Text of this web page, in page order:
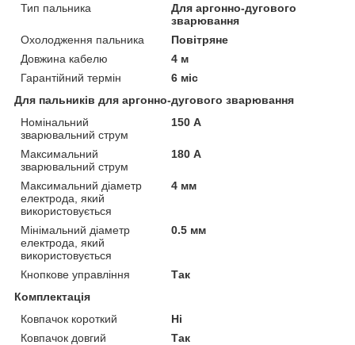
Тип пальника
Для аргонно-дугового
зварювання
Охолодження пальника
Повітряне
Довжина кабелю
4 м
Гарантійний термін
6 міс
Для пальників для аргонно-дугового зварювання
Номінальний
зварювальний струм
150 А
Максимальний
зварювальний струм
180 А
Максимальний діаметр
електрода, який
використовується
4 мм
Мінімальний діаметр
електрода, який
використовується
0.5 мм
Кнопкове управління
Так
Комплектація
Ковпачок короткий
Ні
Ковпачок довгий
Так